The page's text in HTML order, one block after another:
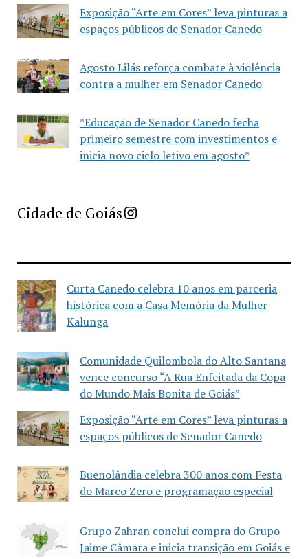
Exposição “Arte em Cores” leva pinturas a
espaços públicos de Senador Canedo
Agosto Lilás reforça combate à violência
contra a mulher em Senador Canedo
*Educação de Senador Canedo fecha
primeiro semestre com investimentos e
inicia novo ciclo letivo em agosto*
Cidade de GoiásImprensa Criativa da Cidade de Goiás
Curta Canedo celebra 10 anos em parceria
histórica com a Casa Memória da Mulher
Kalunga
Comunidade Quilombola do Alto Santana
vence concurso “A Rua Enfeitada da Copa
do Mundo Mais Bonita de Goiás”
Exposição “Arte em Cores” leva pinturas a
espaços públicos de Senador Canedo
Buenolândia celebra 300 anos com Festa
do Marco Zero e programação especial
Grupo Zahran conclui compra do Grupo
Jaime Câmara e inicia transição em Goiás e